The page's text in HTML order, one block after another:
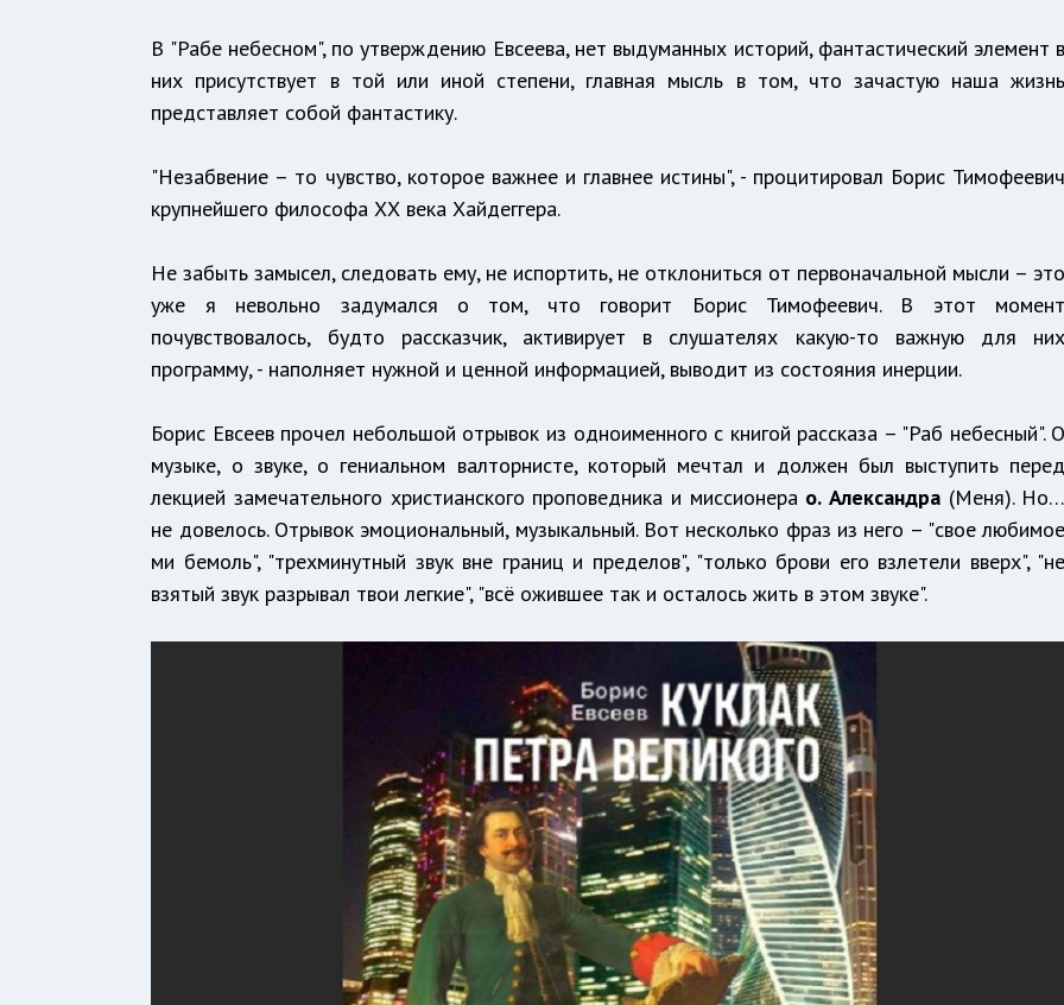
В "Рабе небесном", по утверждению Евсеева, нет выдуманных историй, фантастический элемент
них присутствует в той или иной степени, главная мысль в том, что зачастую наша
представляет собой фантастику.
"Незабвение – то чувство, которое важнее и главнее истины", - процитировал Борис
крупнейшего философа ХХ века Хайдеггера.
Не забыть замысел, следовать ему, не испортить, не отклониться от первоначальной мысли –
уже я невольно задумался о том, что говорит Борис Тимофеевич. В этот
почувствовалось, будто рассказчик, активирует в слушателях какую-то важную для
программу, - наполняет нужной и ценной информацией, выводит из состояния инерции.
Борис Евсеев прочел небольшой отрывок из одноименного с книгой рассказа – "Раб небесный".
музыке, о звуке, о гениальном валторнисте, который мечтал и должен был выступить
лекцией замечательного христианского проповедника и миссионера о. Александра (Меня).
не довелось. Отрывок эмоциональный, музыкальный. Вот несколько фраз из него – "свое
ми бемоль", "трехминутный звук вне границ и пределов", "только брови его взлетели вверх",
взятый звук разрывал твои легкие", "всё ожившее так и осталось жить в этом звуке".